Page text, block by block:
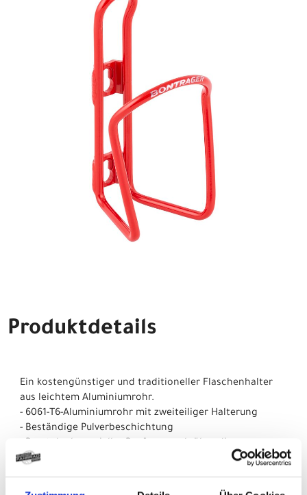
Produktdetails
Ein kostengünstiger und traditioneller Flaschenhalter
aus leichtem Aluminiumrohr.
- 6061-T6-Aluminiumrohr mit zweiteiliger Halterung
- Beständige Pulverbeschichtung
Umwerferschelle
- 15 g leichter dank Rohrgestell, ohne Abstriche in
Sachen Stabilität